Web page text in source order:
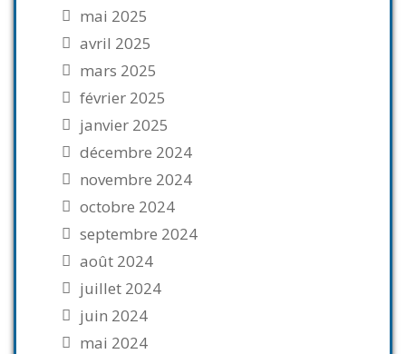
mai 2025
avril 2025
mars 2025
février 2025
janvier 2025
décembre 2024
novembre 2024
octobre 2024
septembre 2024
août 2024
juillet 2024
juin 2024
mai 2024